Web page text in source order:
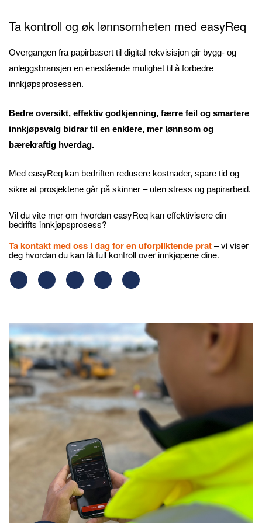
Ta kontroll og øk lønnsomheten med easyReq
Overgangen fra papirbasert til digital rekvisisjon gir bygg- og
anleggsbransjen en enestående mulighet til å forbedre
innkjøpsprosessen.
Bedre oversikt, effektiv godkjenning, færre feil og smartere
innkjøpsvalg bidrar til en enklere, mer lønnsom og
bærekraftig hverdag.
Med easyReq kan bedriften redusere kostnader, spare tid og
sikre at prosjektene går på skinner – uten stress og papirarbeid.
Vil du vite mer om hvordan easyReq kan effektivisere din
bedrifts innkjøpsprosess?
Ta kontakt med oss i dag for en uforpliktende prat– vi viser
deg hvordan du kan få full kontroll over innkjøpene dine.